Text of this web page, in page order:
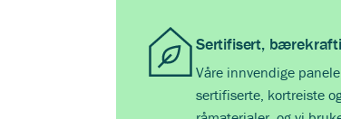
Sertifisert,
Våre innvendige
sertifiserte, kortreiste